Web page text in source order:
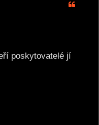
poskytovatelé jí